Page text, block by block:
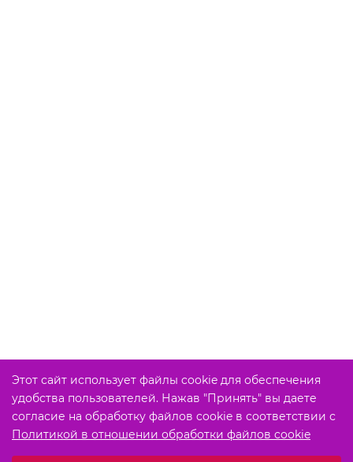
Этот сайт использует файлы cookie для обеспечения
удобства пользователей. Нажав "Принять" вы даете
согласие на обработку файлов cookie в соответствии с
Политикой в отношении обработки файлов cookie